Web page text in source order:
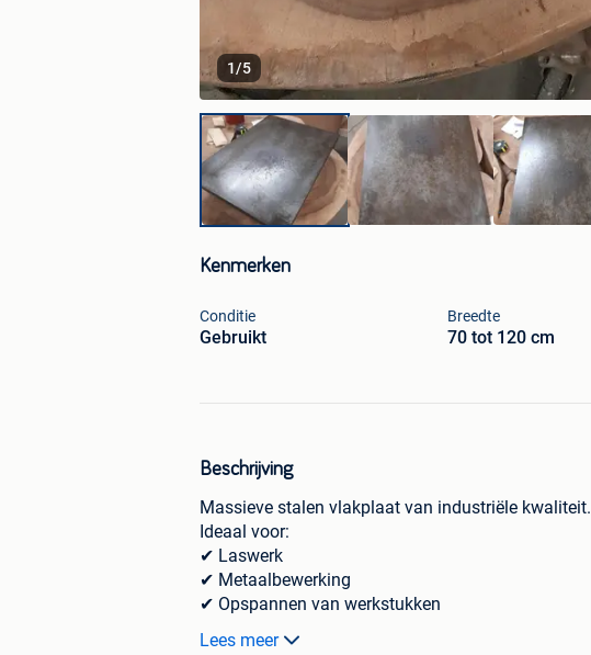
1/5
Kenmerken
Conditie
Gebruikt
Breedte
70 tot 120 cm
Beschrijving
Massieve stalen vlakplaat van industriële kwaliteit.
Ideaal voor:
✔ Laswerk
✔ Metaalbewerking
✔ Opspannen van werkstukken
✔ Montagewerk
Lees meer